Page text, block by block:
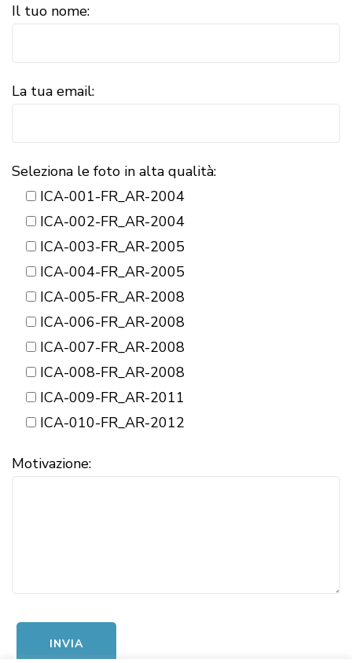
Il tuo nome:
La tua email:
Seleziona le foto in alta qualità:
ICA-001-FR_AR-2004
ICA-002-FR_AR-2004
ICA-003-FR_AR-2005
ICA-004-FR_AR-2005
ICA-005-FR_AR-2008
ICA-006-FR_AR-2008
ICA-007-FR_AR-2008
ICA-008-FR_AR-2008
ICA-009-FR_AR-2011
ICA-010-FR_AR-2012
Motivazione: